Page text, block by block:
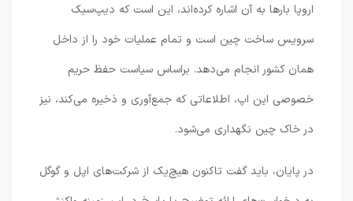
اروپا بارها به آن اشاره کرده‌اند، این است که دیپ‌سیک
سرویس ساخت چین است و تمام عملیات خود را از داخل
همان کشور انجام می‌دهد. براساس سیاست حفظ حریم
خصوصی این اپ، اطلاعاتی که جمع‌آوری و ذخیره می‌کند، نیز
در خاک چین نگهداری می‌شود.
در پایان، باید گفت تاکنون هیچ‌یک از شرکت‌های اپل و گوگل